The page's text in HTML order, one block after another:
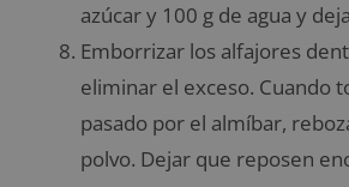
azúcar y 100 g de agua y
Emborrizar los alfajores
eliminar el exceso. Cuando
pasado por el almíbar,
polvo. Dejar que reposen